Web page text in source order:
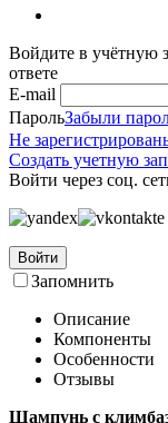
Войдите в учётную
ответе
E-mail
ПарольЗабыли
Не
Создать учетную
Войти через соц.
Войти
Запомнить
Описание
Компоненты
Особенности
Отзывы
Шампунь с